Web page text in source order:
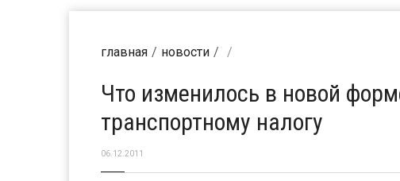
главная новости
Что изменилось в новой
транспортному налогу
06.12.2011